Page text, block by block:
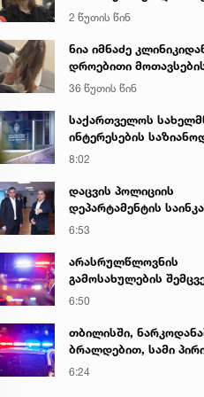
მისი ტელეფონიდან
აღდგა...“ - ეკა კუპატაძე
2 წუთის წინ
ნია იმნაძე
დროებითი
იზოლატორში
36 წუთის წინ
საქართველოს
ინტერესების
ქვეყნიდან მართულ და
დისკრედიტაციულ
დაკავშირებით
8:02
დაცვის პოლიციის
დეპარტამენტის
მომსახურების
უსაფრთხოების
მიზნით,
6:53
არასრულწლოვნის
გამოსახულების
პორნოგრაფიული
გავრცელებისთვის
არასრულწლოვანი
6:50
თბილისში,
ბრალდებით, სამი
6:24